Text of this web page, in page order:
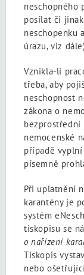
neschopného
posílat či
neschopenku
úrazu, viz
Vznikla-li
třeba, aby
neschopnost
zákona o
bezprostřední
nemocenské
případě
písemně
Při uplatnění
karantény je
systém
tiskopisu se
o nařízení
Tiskopis
nebo